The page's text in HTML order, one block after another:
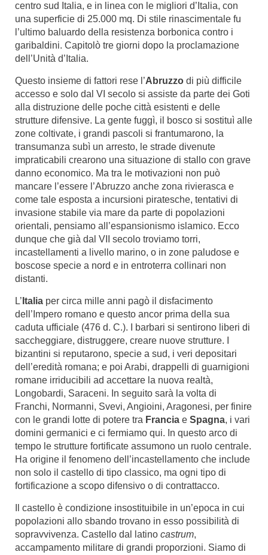
centro sud Italia, e in linea con le migliori d’Italia, con
una superficie di 25.000 mq. Di stile rinascimentale fu
l’ultimo baluardo della resistenza borbonica contro i
garibaldini. Capitolò tre giorni dopo la proclamazione
dell’Unità d’Italia.
Questo insieme di fattori rese l’Abruzzo di più difficile
accesso e solo dal VI secolo si assiste da parte dei Goti
alla distruzione delle poche città esistenti e delle
strutture difensive. La gente fuggì, il bosco si sostituì alle
zone coltivate, i grandi pascoli si frantumarono, la
transumanza subì un arresto, le strade divenute
impraticabili crearono una situazione di stallo con grave
danno economico. Ma tra le motivazioni non può
mancare l’essere l’Abruzzo anche zona rivierasca e
come tale esposta a incursioni piratesche, tentativi di
invasione stabile via mare da parte di popolazioni
orientali, pensiamo all’espansionismo islamico. Ecco
dunque che già dal VII secolo troviamo torri,
incastellamenti a livello marino, o in zone paludose e
boscose specie a nord e in entroterra collinari non
distanti.
L’ Italia per circa mille anni pagò il disfacimento
dell’Impero romano e questo ancor prima della sua
caduta ufficiale (476 d. C.). I barbari si sentirono liberi di
saccheggiare, distruggere, creare nuove strutture. I
bizantini si reputarono, specie a sud, i veri depositari
dell’eredità romana; e poi Arabi, drappelli di guarnigioni
romane irriducibili ad accettare la nuova realtà,
Longobardi, Saraceni. In seguito sarà la volta di
Franchi, Normanni, Svevi, Angioini, Aragonesi, per finire
con le grandi lotte di potere tra Francia e Spagna, i vari
domini germanici e ci fermiamo qui. In questo arco di
tempo le strutture fortificate assumono un ruolo centrale.
Ha origine il fenomeno dell’incastellamento che include
non solo il castello di tipo classico, ma ogni tipo di
fortificazione a scopo difensivo o di contrattacco.
Il castello è condizione insostituibile in un’epoca in cui
popolazioni allo sbando trovano in esso possibilità di
sopravvivenza. Castello dal latino castrum,
accampamento militare di grandi proporzioni. Siamo di